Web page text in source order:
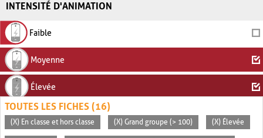
INTENSITÉ D'ANIMATION
Faible
Moyenne
Élevée
TOUTES LES FICHES (16)
(X) En classe et hors classe (X) Grand groupe (> 100) (X) Élevée